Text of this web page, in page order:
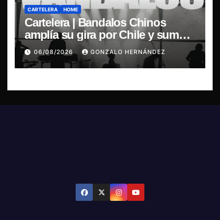
CARTELERA HOME
Cartelera | Bandalos Chinos
amplía su gira por Chile y suma
concierto en Concepción
06/08/2026 GONZALO HERNÁNDEZ